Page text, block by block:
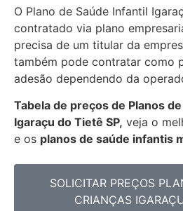
O Plano de Saúde Infantil
contratado via plano
precisa de um titular da
também pode contratar como
adesão dependendo da
Tabela de preços de Planos
Igaraçu do Tietê SP, veja o
e os planos de saúde infantis
SOLICITAR PREÇOS
CRIANÇAS